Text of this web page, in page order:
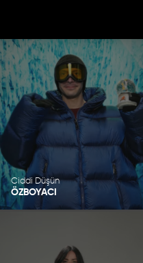
Ciddi Düşün
ÖZBOYACI